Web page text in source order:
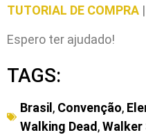
TUTORIAL DE COMPRA |
Espero ter ajudado!
TAGS:
Brasil , Convenção,
Walking Dead ,Walker